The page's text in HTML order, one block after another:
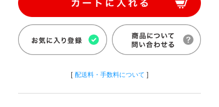
[ 配送料・手数料について ]